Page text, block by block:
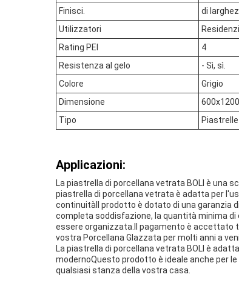
Finisci.
di
Utilizzatori
Rating PEI
4
Resistenza al gelo
- Sì, sì.
Colore
Grigio
Dimensione
Tipo
Applicazioni:
La piastrella di porcellana vetrata BOLI è una
piastrella di porcellana vetrata è adatta per
continuitàIl prodotto è dotato di una garanzia
completa soddisfazione, la quantità minima di
essere organizzata.Il pagamento è accettato
vostra Porcellana Glazzata per molti anni a
La piastrella di porcellana vetrata BOLI è
modernoQuesto prodotto è ideale anche per
qualsiasi stanza della vostra casa.